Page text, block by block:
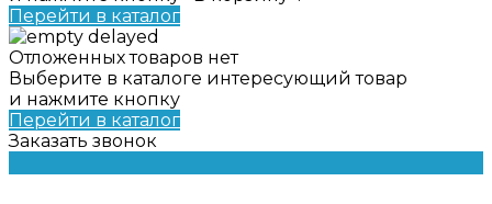
Перейти в каталог
Отложенных товаров нет
Выберите в каталоге интересующий товар
и нажмите кнопку
Перейти в каталог
Заказать звонок